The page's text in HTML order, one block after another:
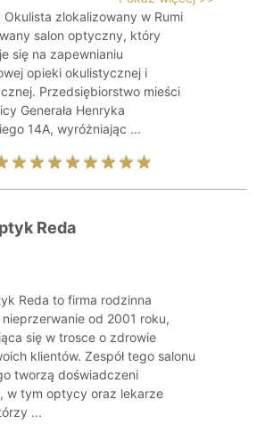
Okulista zlokalizowany w Rumi
salon optyczny, który
się na zapewnianiu
opieki okulistycznej i
Przedsiębiorstwo mieści
Generała Henryka
14A, wyróżniając ...
Reda
Reda to firma rodzinna
nieprzerwanie od 2001 roku,
się w trosce o zdrowie
klientów. Zespół tego salonu
tworzą doświadczeni
w tym optycy oraz lekarze
...